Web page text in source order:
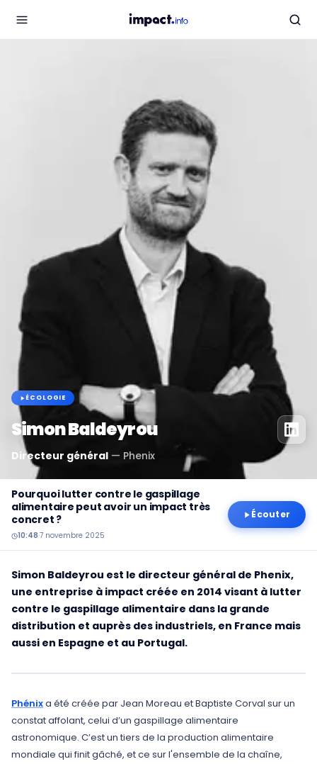
ÉCOLOGIE
Simon Baldeyrou
Directeur général — Phenix
Pourquoi lutter contre le gaspillage
alimentaire peut avoir un impact très
concret ?
10:48·7 novembre 2025
Écouter
Simon Baldeyrou est le directeur général de Phenix,
une entreprise à impact créée en 2014 visant à lutter
contre le gaspillage alimentaire dans la grande
distribution et auprès des industriels, en France mais
aussi en Espagne et au Portugal.
Phénixa été créée par Jean Moreau et Baptiste Corval sur un
constat affolant, celui d’un gaspillage alimentaire
astronomique. C’est un tiers de la production alimentaire
mondiale qui finit gâché, et ce sur l'ensemble de la chaîne,